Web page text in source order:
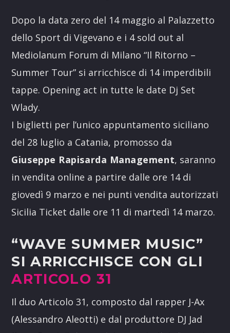
Dopo la data zero del 14 maggio al Palazzetto
dello Sport di Vigevano e i 4 sold out al
Mediolanum Forum di Milano “Il Ritorno –
Summer Tour” si arricchisce di 14 imperdibili
tappe. Opening act in tutte le date Dj Set
Wlady.
I biglietti per l’unico appuntamento siciliano
del 28 luglio a Catania, promosso da
Giuseppe Rapisarda Management, saranno
in vendita online a partire dalle ore 14 di
giovedì 9 marzo e nei punti vendita autorizzati
Sicilia Ticket dalle ore 11 di martedì 14 marzo.
“WAVE SUMMER MUSIC”
SI ARRICCHISCE CON GLI
ARTICOLO 31
Il duo Articolo 31, composto dal rapper J-Ax
(Alessandro Aleotti) e dal produttore DJ Jad